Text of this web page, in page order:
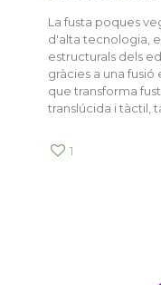
La fusta poques
d'alta tecnologia,
estructurals dels
gràcies a una
que transforma
translúcida i tàctil,
1